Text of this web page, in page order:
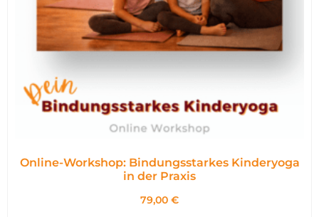
Online-Workshop: Bindungsstarkes Kinderyoga
in der Praxis
79,00 €